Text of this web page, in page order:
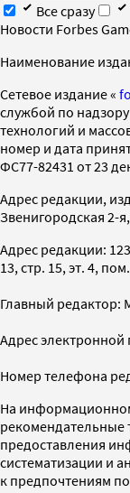
Все сразу
Новости Forbes
Наименование
Cетевое издание «
службой по
технологий и
номер и дата
ФС77-82431 от 23
Адрес редакции,
Звенигородская 2-
Адрес редакции:
13, стр. 15, эт. 4,
Главный редактор:
Адрес
Номер телефона
На
предоставления
систематизации и
к предпочтениям